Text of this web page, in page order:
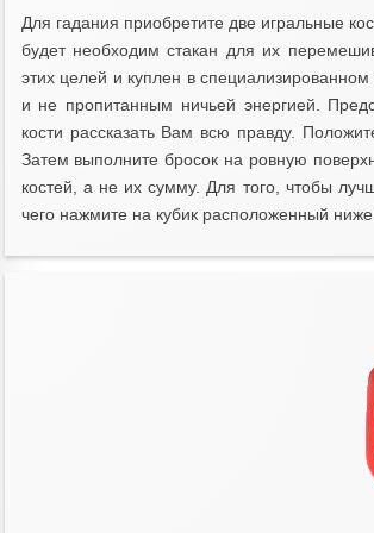
Для гадания приобретите две игральные
будет необходим стакан для их
этих целей и куплен в
и не пропитанным ничьей энергией.
кости рассказать Вам всю правду.
Затем выполните бросок на ровную
костей, а не их сумму. Для того, чтобы
чего нажмите на кубик расположенный ниже